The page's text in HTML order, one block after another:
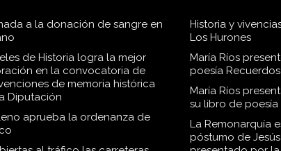
a la donación de sangre en
de Historia logra la mejor
en la convocatoria de
de memoria histórica
Diputación
aprueba la ordenanza de
Historia y
Los Hurones
María Ríos
poesía Recuerdos
María Ríos
su libro de poesía
La Remonarquía
póstumo de Jesús